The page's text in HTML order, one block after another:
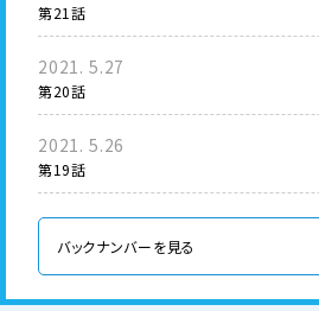
第21話
2021. 5.27
第20話
2021. 5.26
第19話